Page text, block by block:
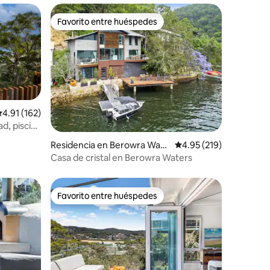
promedio: 4.91 de 5; 162 evaluaciones
4.91 (162)
piscina
Favorito entre huéspedes
Favorito entre huéspedes
Residencia en Berowra Wate
rs
Calificación promedio:
4.95 (219)
Casa de cristal en Berowra Waters
Favorito entre huéspedes
Favorito entre huéspedes